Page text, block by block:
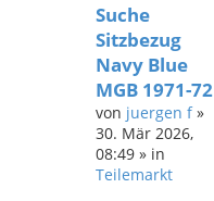
Suche
Sitzbezug
Navy Blue
MGB 1971-72
von juergen f»
30. Mär 2026,
08:49 » in
Teilemarkt